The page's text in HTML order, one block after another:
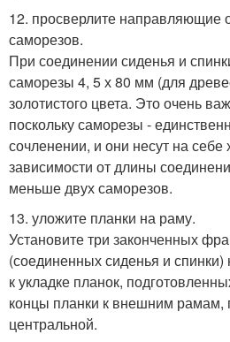
12. просверлите направляющие
саморезов.
При соединении сиденья и
саморезы 4, 5 х 80 мм (для
золотистого цвета. Это очень
поскольку саморезы -
сочленении, и они несут на
зависимости от длины
меньше двух саморезов.
13. уложите планки на раму.
Установите три законченных
(соединенных сиденья и спинки)
к укладке планок,
концы планки к внешним рамам,
центральной.